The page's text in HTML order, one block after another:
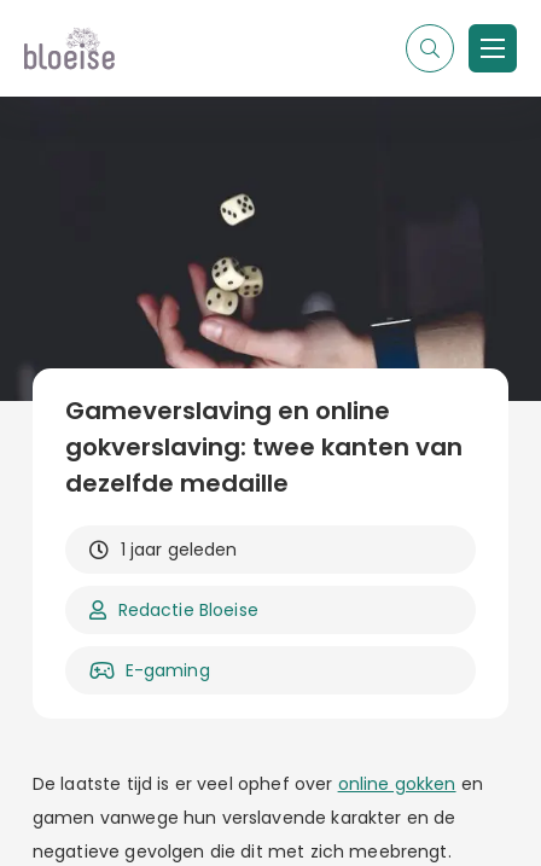
Alle soorten artikelen
Gameverslaving en online
gokverslaving: twee kanten van
dezelfde medaille
1 jaar geleden
Redactie Bloeise
E-gaming
De laatste tijd is er veel ophef over online gokken en
gamen vanwege hun verslavende karakter en de
negatieve gevolgen die dit met zich meebrengt.